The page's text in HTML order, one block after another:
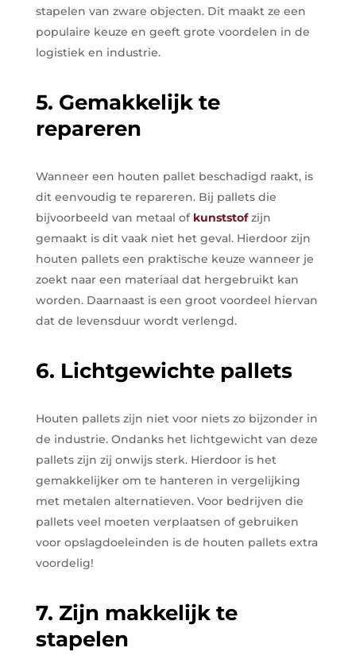
stapelen van zware objecten. Dit maakt ze een
populaire keuze en geeft grote voordelen in de
logistiek en industrie.
5. Gemakkelijk te
repareren
Wanneer een houten pallet beschadigd raakt, is
dit eenvoudig te repareren. Bij pallets die
bijvoorbeeld van metaal of kunststofzijn
gemaakt is dit vaak niet het geval. Hierdoor zijn
houten pallets een praktische keuze wanneer je
zoekt naar een materiaal dat hergebruikt kan
worden. Daarnaast is een groot voordeel hiervan
dat de levensduur wordt verlengd.
6. Lichtgewichte pallets
Houten pallets zijn niet voor niets zo bijzonder in
de industrie. Ondanks het lichtgewicht van deze
pallets zijn zij onwijs sterk. Hierdoor is het
gemakkelijker om te hanteren in vergelijking
met metalen alternatieven. Voor bedrijven die
pallets veel moeten verplaatsen of gebruiken
voor opslagdoeleinden is de houten pallets extra
voordelig!
7. Zijn makkelijk te
stapelen